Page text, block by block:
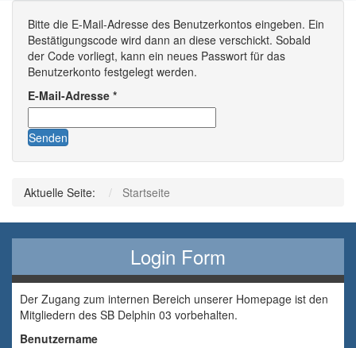
Bitte die E-Mail-Adresse des Benutzerkontos eingeben. Ein
Bestätigungscode wird dann an diese verschickt. Sobald
der Code vorliegt, kann ein neues Passwort für das
Benutzerkonto festgelegt werden.
E-Mail-Adresse *
Senden
Aktuelle Seite: Startseite
Login Form
Der Zugang zum internen Bereich unserer Homepage ist den
Mitgliedern des SB Delphin 03 vorbehalten.
Benutzername